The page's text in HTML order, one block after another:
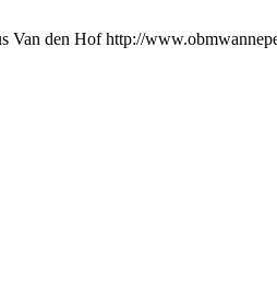
Van den Hof http://